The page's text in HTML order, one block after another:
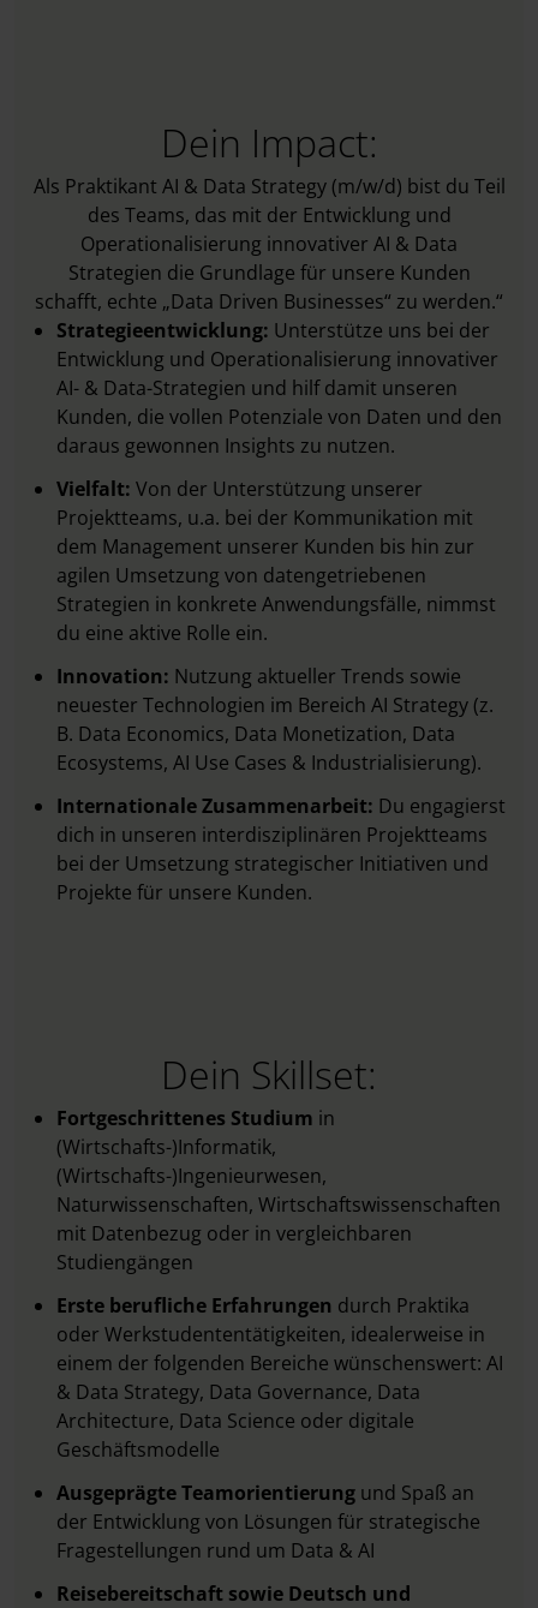
Dein Impact:
Als Praktikant AI & Data Strategy (m/w/d) bist du Teil
des Teams, das mit der Entwicklung und
Operationalisierung innovativer AI & Data
Strategien die Grundlage für unsere Kunden
schafft, echte „Data Driven Businesses“ zu werden.“
Strategieentwicklung: Unterstütze uns bei der
Entwicklung und Operationalisierung innovativer
AI- & Data-Strategien und hilf damit unseren
Kunden, die vollen Potenziale von Daten und den
daraus gewonnen Insights zu nutzen.
Vielfalt: Von der Unterstützung unserer
Projektteams, u.a. bei der Kommunikation mit
dem Management unserer Kunden bis hin zur
agilen Umsetzung von datengetriebenen
Strategien in konkrete Anwendungsfälle, nimmst
du eine aktive Rolle ein.
Innovation: Nutzung aktueller Trends sowie
neuester Technologien im Bereich AI Strategy (z.
B. Data Economics, Data Monetization, Data
Ecosystems, AI Use Cases & Industrialisierung).
Internationale Zusammenarbeit: Du engagierst
dich in unseren interdisziplinären Projektteams
bei der Umsetzung strategischer Initiativen und
Projekte für unsere Kunden.
Dein Skillset:
Fortgeschrittenes Studium in
(Wirtschafts-)Informatik,
(Wirtschafts-)Ingenieurwesen,
Naturwissenschaften, Wirtschaftswissenschaften
mit Datenbezug oder in vergleichbaren
Studiengängen ​
Erste berufliche Erfahrungen durch Praktika
oder Werkstudententätigkeiten, idealerweise in
einem der folgenden Bereiche wünschenswert: AI
& Data Strategy, Data Governance, Data
Architecture, Data Science oder digitale
Geschäftsmodelle
Ausgeprägte Teamorientierung und Spaß an
der Entwicklung von Lösungen für strategische
Fragestellungen rund um Data & AI
Reisebereitschaft sowie Deutsch und